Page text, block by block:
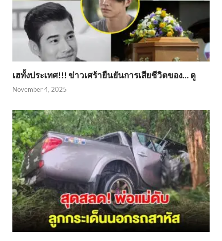
เฮทั้งประเทศ!!! ข่าวเศร้ายืนยันการเสียชีวิตของ… ดู
November 4, 2025